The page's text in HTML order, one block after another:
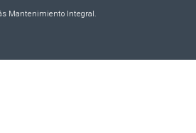
Mantenimiento Integral.